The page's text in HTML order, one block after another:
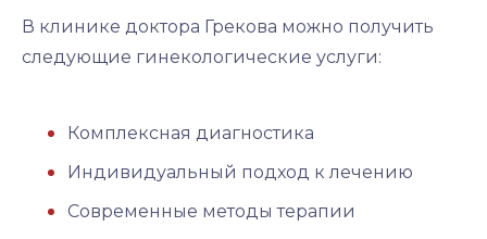
В клинике доктора Грекова можно получить
следующие гинекологические услуги:
Комплексная диагностика
Индивидуальный подход к лечению
Современные методы терапии